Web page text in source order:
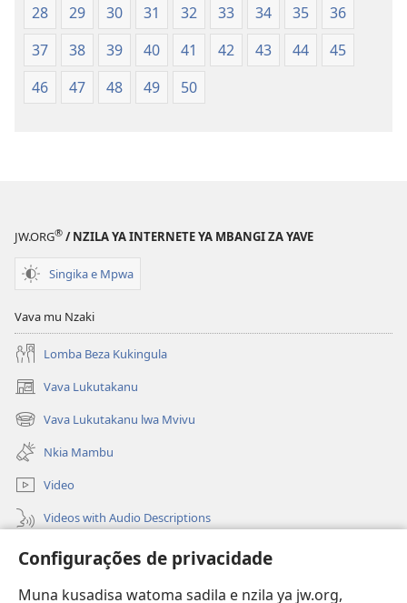
Configurações de privacidade
Muna kusadisa watoma sadila e nzila ya jw.org,
28
29 30 31 32 33 34 35
36
37
38 39 40 41 42 43 44
45
46
47 48 49 50
JW.ORG® / NZILA YA INTERNETE YA MBANGI ZA YAVE
Singika e Mpwa
Vava mu Nzaki
Lomba Beza Kukingula
Vava Lukutakanu
(opens
new
window)
Vava Lukutakanu lwa Mvivu
(opens
new
window)
Nkia Mambu
Video
Videos with Audio Descriptions
Vavulula